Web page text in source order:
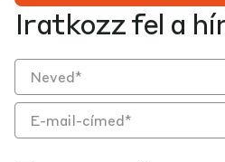
Iratkozz fel a